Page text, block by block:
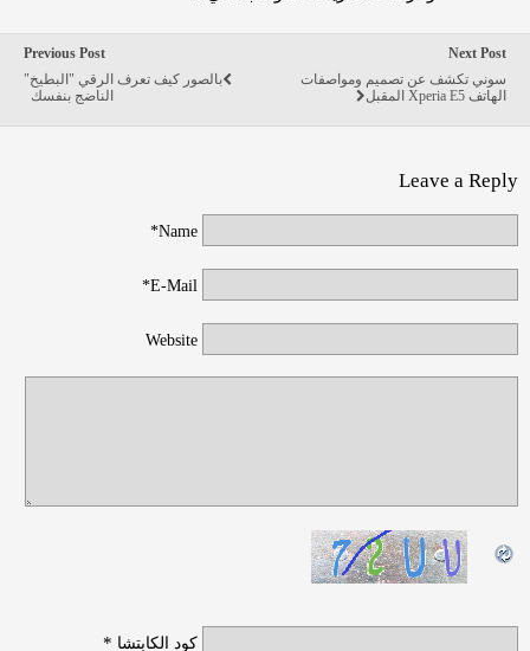
Previous Post
بالصور كيف تعرف الرقي "البطيخ"
الناضج بنفسك
Next Post
سوني تكشف عن تصميم ومواصفات
الهاتف Xperia E5 المقبل
Leave a Reply
Name*
E-Mail*
Website
كود الكابتشا *